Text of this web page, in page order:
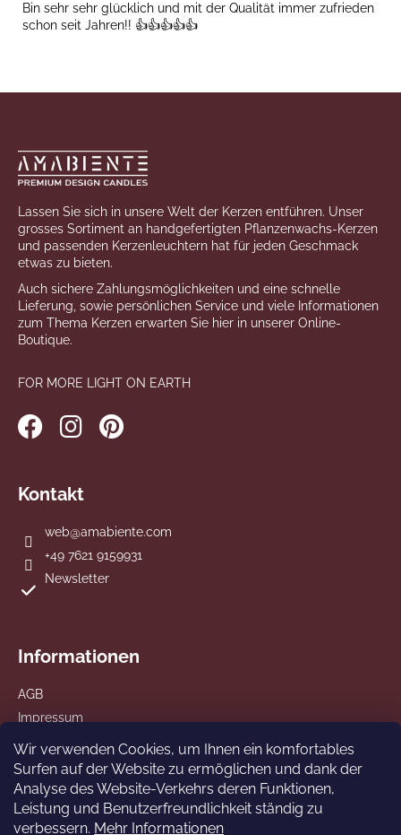
Wir verwenden Cookies, um Ihnen ein komfortables
Surfen auf der Website zu ermöglichen und dank der
Analyse des Website-Verkehrs deren Funktionen,
Leistung und Benutzerfreundlichkeit ständig zu
verbessern. Mehr Informationen
Bin sehr sehr glücklich und mit der Qualität immer zufrieden
schon seit Jahren!! 👍👍👍👍👍
Lassen Sie sich in unsere Welt der Kerzen entführen. Unser
grosses Sortiment an handgefertigten Pflanzenwachs-Kerzen
und passenden Kerzenleuchtern hat für jeden Geschmack
etwas zu bieten.
Auch sichere Zahlungsmöglichkeiten und eine schnelle
Lieferung, sowie persönlichen Service und viele Informationen
zum Thema Kerzen erwarten Sie hier in unserer Online-
Boutique.
FOR MORE LIGHT ON EARTH
Kontakt
web@amabiente.com
+49 7621 9159931
Newsletter
Informationen
AGB
Impressum
Datenschutz
Versand und Zahlung